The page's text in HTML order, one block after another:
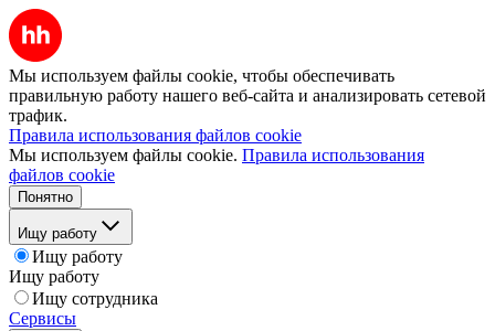
Мы используем файлы cookie, чтобы обеспечивать
правильную работу нашего веб-сайта и анализировать сетевой
трафик.
Правила использования файлов cookie
Мы используем файлы cookie. Правила использования
файлов cookie
Понятно
Ищу работу
Ищу работу
Ищу работу
Ищу сотрудника
Сервисы